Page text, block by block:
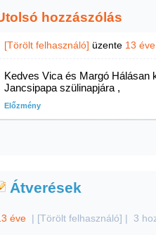
hozzászólás
[Törölt felhasználó] üzente 13 éve
Kedves Vica és Margó Hálásan
Jancsipapa szülinapjára ,
Előzmény
Átverések
éve | [Törölt felhasználó] | 3